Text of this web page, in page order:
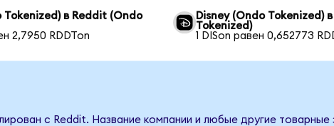
Tokenized) в Reddit (Ondo
2,7950 RDDTon
Disney (Ondo Tokenized)
Tokenized)
1 DISon равен 0,652773
с Reddit. Название компании и любые другие товарные